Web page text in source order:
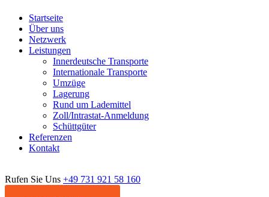
Startseite
Über uns
Netzwerk
Leistungen
Innerdeutsche Transporte
Internationale Transporte
Umzüge
Lagerung
Rund um Lademittel
Zoll/Intrastat-Anmeldung
Schüttgüter
Referenzen
Kontakt
Rufen Sie Uns +49 731 921 58 160